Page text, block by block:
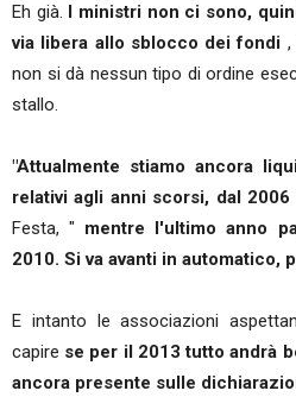
Eh già. I ministri non ci sono,
via libera allo sblocco dei fondi ,
non si dà nessun tipo di ordine
stallo.
"Attualmente stiamo ancora
relativi agli anni scorsi, dal 2006
Festa, " mentre l'ultimo anno
2010. Si va avanti in automatico,
E intanto le associazioni
capire se per il 2013 tutto andrà
ancora presente sulle